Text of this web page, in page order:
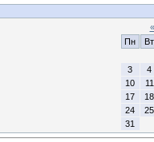
«
Пн
Вт
3
4
10
11
17
18
24
25
31